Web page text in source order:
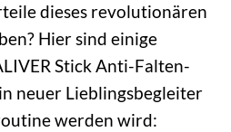
dieses revolutionären
Hier sind einige
Stick Anti-Falten-
neuer Lieblingsbegleiter
werden wird: